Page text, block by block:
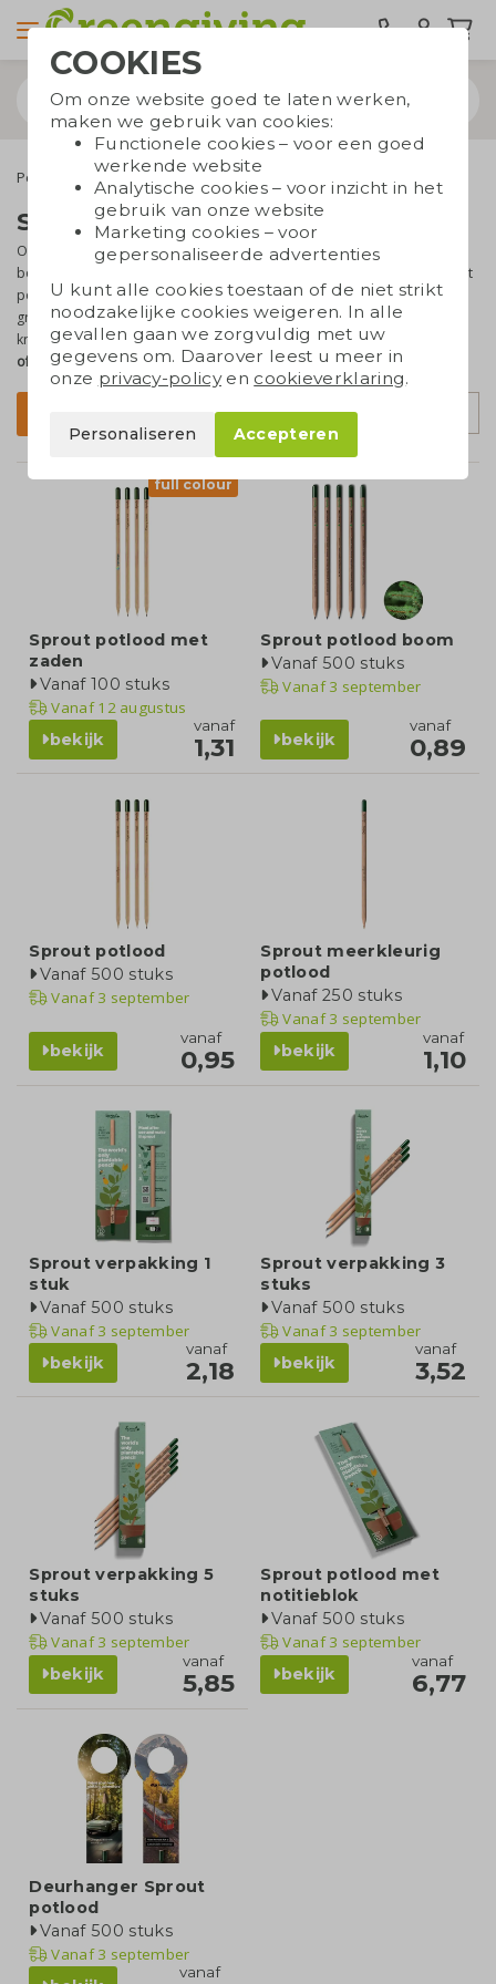
Pennen Sprout potloden
Sprout potloden bedrukken
Op zoek naar een uniek potlood? Kies dan voorSprout
bovenzijde bevat het Sprout potlood een
. Is het
potlood te klein geworden? Zet het stompje met de capsule in de
grond en er bloeien binnen mum van tijd vrolijke bloemen of
kruiden. De potloden zijnte graveren of te bedrukken
of logo. Een originele groene giveaway!
Sorteer op
full colour
Sprout potlood met
zaden
Vanaf 100 stuks
Vanaf12 augustus
bekijk
vanaf
1,31
Sprout potlood boom
Vanaf 500 stuks
Vanaf3 september
bekijk
vanaf
0,89
Sprout potlood
Vanaf 500 stuks
Vanaf3 september
bekijk
vanaf
0,95
Sprout meerkleurig
potlood
Vanaf 250 stuks
Vanaf3 september
bekijk
vanaf
1,10
Sprout verpakking 1
stuk
Vanaf 500 stuks
Vanaf3 september
bekijk
vanaf
2,18
Sprout verpakking 3
stuks
Vanaf 500 stuks
Vanaf3 september
bekijk
vanaf
3,52
Sprout verpakking 5
stuks
Vanaf 500 stuks
Vanaf3 september
bekijk
vanaf
5,85
Sprout potlood met
notitieblok
Vanaf 500 stuks
Vanaf3 september
bekijk
vanaf
6,77
Deurhanger Sprout
potlood
Vanaf 500 stuks
Vanaf3 september
vanaf
COOKIES
Om onze website goed te laten werken,
maken we gebruik van cookies:
Functionele cookies – voor een goed
werkende website
Analytische cookies – voor inzicht in het
gebruik van onze website
Marketing cookies – voor
gepersonaliseerde advertenties
U kunt alle cookies toestaan of de niet strikt
noodzakelijke cookies weigeren. In alle
gevallen gaan we zorgvuldig met uw
gegevens om. Daarover leest u meer in
onze privacy-policyen cookieverklaring.
Personaliseren Accepteren